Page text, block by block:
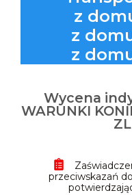
z
z
z
Wycena
WARUNKI
przeciwskazań